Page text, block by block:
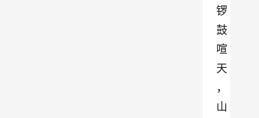
锣
鼓
喧
天
，
山